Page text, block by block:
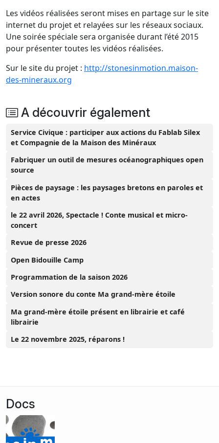
Les vidéos réalisées seront mises en partage sur le site
internet du projet et relayées sur les réseaux sociaux.
Une soirée spéciale sera organisée durant l’été 2015
pour présenter toutes les vidéos réalisées.
Sur le site du projet : http://stonesinmotion.maison-
des-mineraux.org
A découvrir également
Service Civique : participer aux actions du Fablab Silex
et Compagnie de la Maison des Minéraux
Fabriquer un outil de mesures océanographiques open
source
Pièces de paysage : les paysages bretons en paroles et
en actes
le 22 avril 2026, Spectacle ! Conte musical et micro-
concert
Revue de presse 2026
Open Bidouille Camp
Programmation de la saison 2026
Version sonore du conte Ma grand-mère étoile
Ma grand-mère étoile présent en librairie et café
librairie
Le 22 novembre 2025, réparons !
Docs